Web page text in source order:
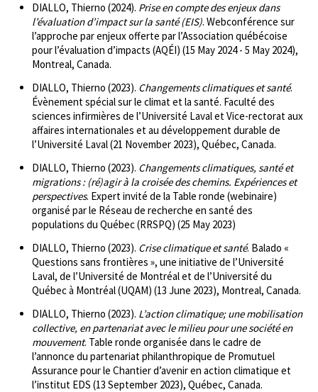
DIALLO, Thierno (2024). Prise en compte des enjeux dans
l’évaluation d’impact sur la santé (EIS). Webconférence sur
l’approche par enjeux offerte par l’Association québécoise
pour l’évaluation d’impacts (AQÉI) (15 May 2024 - 5 May 2024),
Montreal, Canada.
DIALLO, Thierno (2023). Changements climatiques et santé.
Évènement spécial sur le climat et la santé. Faculté des
sciences infirmières de l’Université Laval et Vice-rectorat aux
affaires internationales et au développement durable de
l’Université Laval (21 November 2023), Québec, Canada.
DIALLO, Thierno (2023). Changements climatiques, santé et
migrations : (ré)agir à la croisée des chemins. Expériences et
perspectives. Expert invité de la Table ronde (webinaire)
organisé par le Réseau de recherche en santé des
populations du Québec (RRSPQ) (25 May 2023)
DIALLO, Thierno (2023). Crise climatique et santé. Balado «
Questions sans frontières », une initiative de l’Université
Laval, de l’Université de Montréal et de l’Université du
Québec à Montréal (UQAM) (13 June 2023), Montreal, Canada.
DIALLO, Thierno (2023). L’action climatique; une mobilisation
collective, en partenariat avec le milieu pour une société en
mouvement. Table ronde organisée dans le cadre de
l’annonce du partenariat philanthropique de Promutuel
Assurance pour le Chantier d’avenir en action climatique et
l’institut EDS (13 September 2023), Québec, Canada.